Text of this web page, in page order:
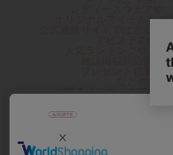
オリジナルアイテムな
アビステの幅広
人気ランキングやテ
雑誌掲載商品情報
プレゼント包装無
などのサー
心躍るインポートアクセ
夢やときめきを与え
◆ギフトラッピング無料/